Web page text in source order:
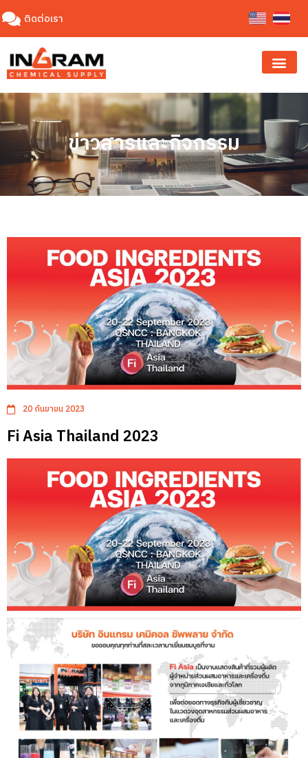
ติดต่อเรา
ข่าวสารและกิจกรรม
20 กันยายน 2023
Fi Asia Thailand 2023